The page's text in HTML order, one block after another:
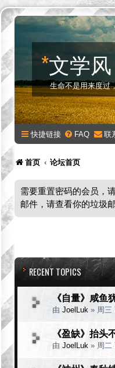
*文学风
生命不是用来度过
快捷链接 FAQ 联
首页 论坛首页
需要重置密码的会员，
邮件，请查看你的垃圾
RECENT TOPICS
《自量》咸鱼
由 JoelLuk » 周三
《盈缺》抬头
由 JoelLuk » 周二